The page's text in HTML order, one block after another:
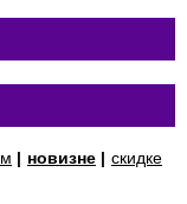
| новизне | скидке